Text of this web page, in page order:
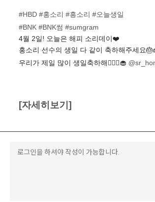
#HBD #홍소리 #흥소리 #오늘생일
#BNK #BNK썸 #sumgram
4월 2일! 오늘은 해피 소리데이❤️
홍소리 선수의 생일 다 같이 축하해주세요
우리가 제일 많이 생일축하해🙋🏻‍♀️🧁
[자세히보기]